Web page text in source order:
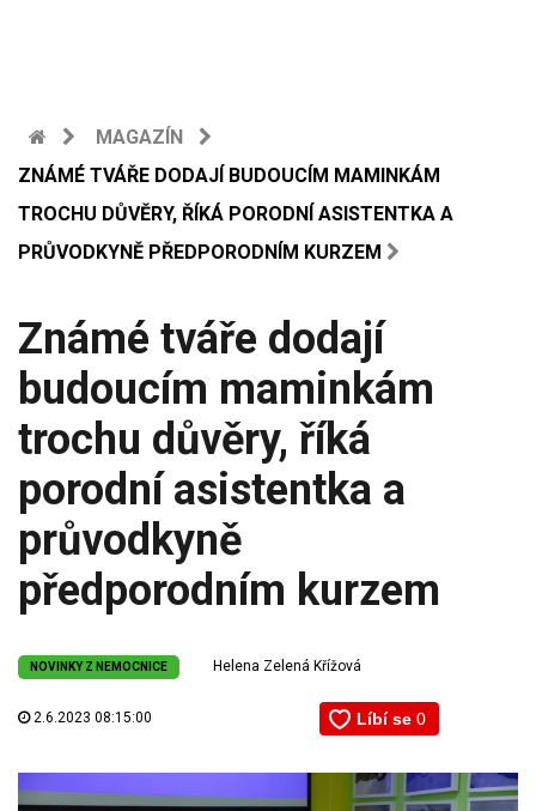
MAGAZÍN
ZNÁMÉ TVÁŘE DODAJÍ BUDOUCÍM MAMINKÁM
TROCHU DŮVĚRY, ŘÍKÁ PORODNÍ ASISTENTKA A
PRŮVODKYNĚ PŘEDPORODNÍM KURZEM
Známé tváře dodají
budoucím maminkám
trochu důvěry, říká
porodní asistentka a
průvodkyně
předporodním kurzem
NOVINKY Z NEMOCNICE Helena Zelená Křížová
2.6.2023 08:15:00